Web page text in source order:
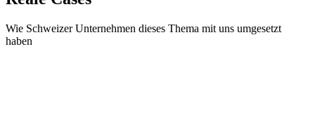
Wie Schweizer Unternehmen dieses Thema mit uns umgesetzt
haben